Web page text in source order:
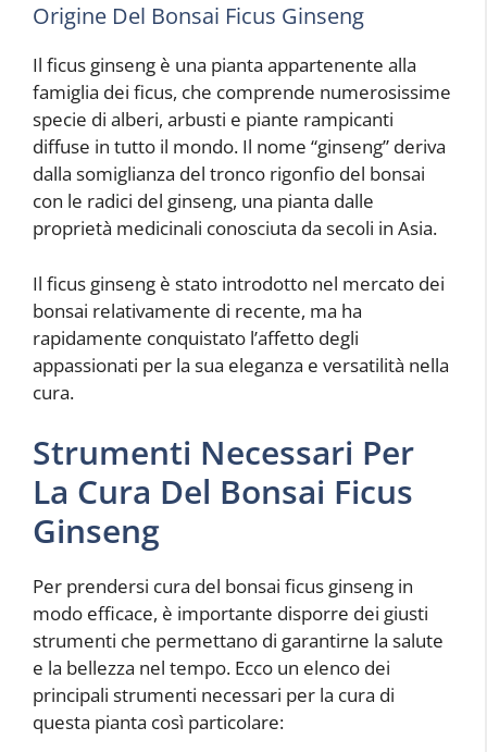
Origine Del Bonsai Ficus Ginseng
Il ficus ginseng è una pianta appartenente alla
famiglia dei ficus, che comprende numerosissime
specie di alberi, arbusti e piante rampicanti
diffuse in tutto il mondo. Il nome “ginseng” deriva
dalla somiglianza del tronco rigonfio del bonsai
con le radici del ginseng, una pianta dalle
proprietà medicinali conosciuta da secoli in Asia.
Il ficus ginseng è stato introdotto nel mercato dei
bonsai relativamente di recente, ma ha
rapidamente conquistato l’affetto degli
appassionati per la sua eleganza e versatilità nella
cura.
Strumenti Necessari Per
La Cura Del Bonsai Ficus
Ginseng
Per prendersi cura del bonsai ficus ginseng in
modo efficace, è importante disporre dei giusti
strumenti che permettano di garantirne la salute
e la bellezza nel tempo. Ecco un elenco dei
principali strumenti necessari per la cura di
questa pianta così particolare: